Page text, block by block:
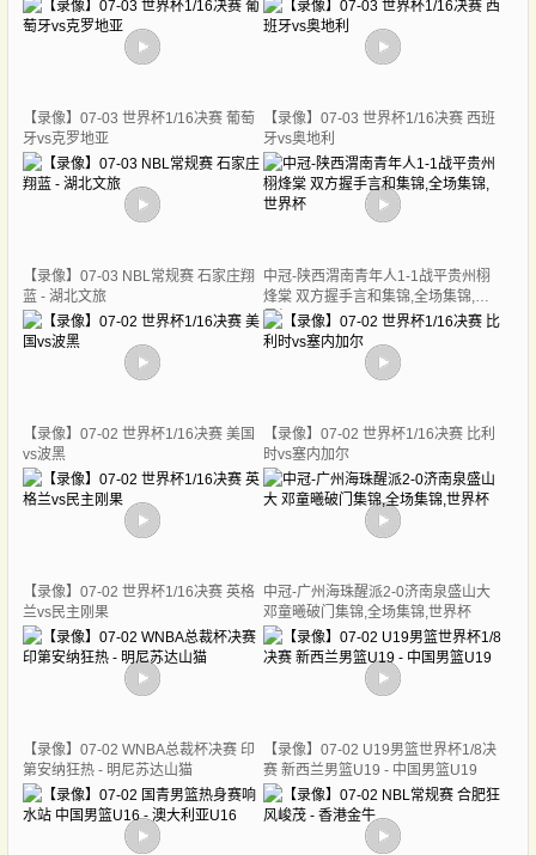
【录像】07-03 世界杯1/16决赛 葡萄
牙vs克罗地亚
【录像】07-03 世界杯1/16决赛 西班
牙vs奥地利
【录像】07-03 NBL常规赛 石家庄翔
蓝 - 湖北文旅
中冠-陕西渭南青年人1-1战平贵州栩
烽棠 双方握手言和集锦,全场集锦,世
界杯
【录像】07-02 世界杯1/16决赛 美国
vs波黑
【录像】07-02 世界杯1/16决赛 比利
时vs塞内加尔
【录像】07-02 世界杯1/16决赛 英格
兰vs民主刚果
中冠-广州海珠醒派2-0济南泉盛山大
邓童曦破门集锦,全场集锦,世界杯
【录像】07-02 WNBA总裁杯决赛 印
第安纳狂热 - 明尼苏达山猫
【录像】07-02 U19男篮世界杯1/8决
赛 新西兰男篮U19 - 中国男篮U19